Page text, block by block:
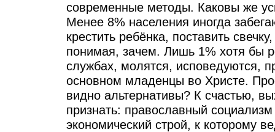
современные методы. Каковы же
Менее 8% населения иногда
крестить ребёнка, поставить
понимая, зачем. Лишь 1% хотя бы
службах, молятся, исповедуются,
основном младенцы во Христе.
видно альтернативы? К счастью,
признать: православный
экономический строй, к которому